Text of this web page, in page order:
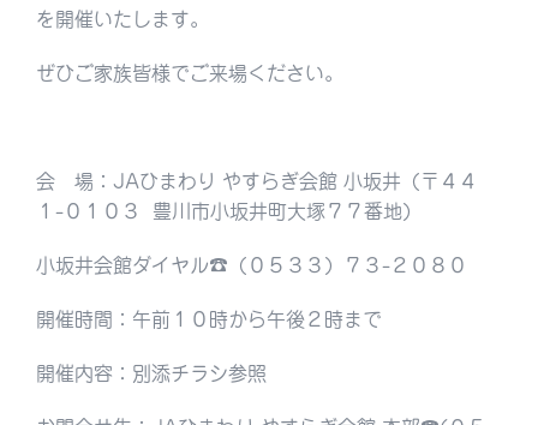
を開催いたします。
ぜひご家族皆様でご来場ください。
会 場：JAひまわり やすらぎ会館 小坂井（〒４４
１-０１０３ 豊川市小坂井町大塚７７番地）
小坂井会館ダイヤル☎︎（０５３３）７３-２０８０
開催時間：午前１０時から午後２時まで
開催内容：別添チラシ参照